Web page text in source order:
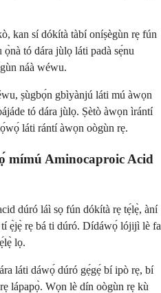
kan sí dókítà tàbí oníṣègùn rẹ fún
tó dára jùlọ láti padà sẹ́nu
náà wéwu.
ṣùgbọ́n gbìyànjú láti mú àwọn
tó dára jùlọ. Ṣètò àwọn ìrántí
láti rántí àwọn oògùn rẹ.
mímú Aminocaproic Acid
dúró láì sọ fún dókítà rẹ tẹ́lẹ̀, àní
ẹ̀jẹ̀ rẹ bá ti dúró. Dídáwọ́ lójijì lè fa
lọ.
láti dáwọ́ dúró gẹ́gẹ́ bí ipò rẹ, bí
lápapọ̀. Wọn lè dín oògùn rẹ kù